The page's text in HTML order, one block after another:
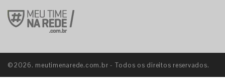
©2026. meutimenarede.com.br - Todos os direitos reservados.